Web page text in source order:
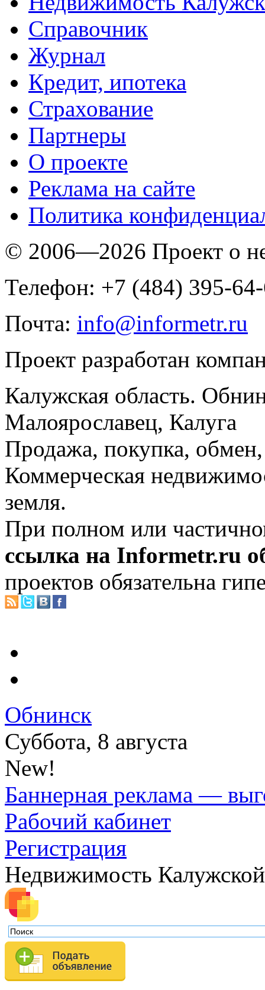
Справочник
Журнал
Кредит, ипотека
Страхование
Партнеры
O проекте
Реклама на сайте
Политика
© 2006—2026 Проект о
Телефон: +7 (484) 395-
Почта: info@informetr.ru
Проект разработан
Калужская область.
Малоярославец, Калуга
Продажа, покупка, обмен,
Коммерческая
земля.
При полном или
ссылка на Informetr.ru
проектов обязательна
Обнинск
Суббота, 8 августа
New!
Баннерная реклама —
Рабочий кабинет
Регистрация
Недвижимость